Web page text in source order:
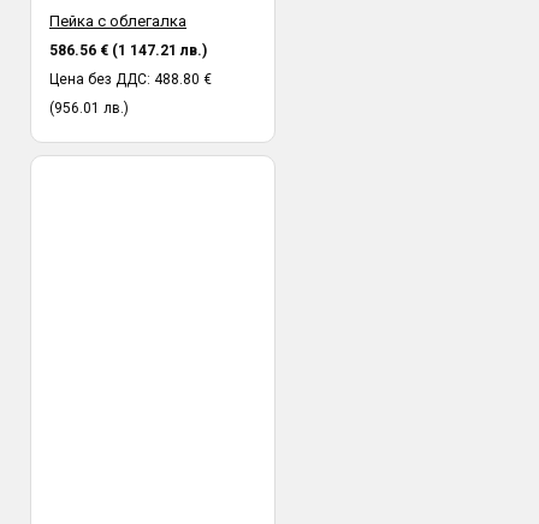
Пейка с облегалка
586.56 € (1 147.21 лв.)
Цена без ДДС: 488.80 €
(956.01 лв.)